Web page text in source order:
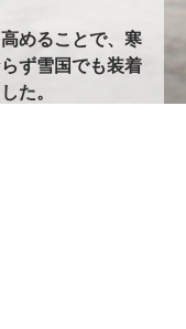
めることで、寒
ず雪国でも装着
た。